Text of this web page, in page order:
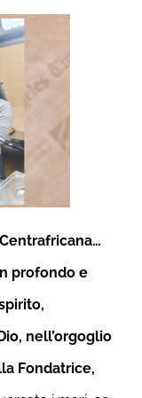
profondo e
nell’orgoglio
Fondatrice,